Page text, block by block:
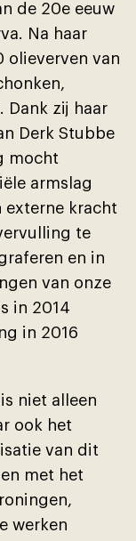
de 20e eeuw
Na haar
olieverven van
Dank zĳ haar
Derk Stubbe
mocht
armslag
externe kracht
te
en in
van onze
in 2014
in 2016
niet alleen
ook het
van dit
met het
werken